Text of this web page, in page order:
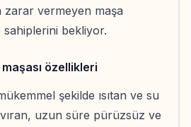
zarar vermeyen maşa
sahiplerini bekliyor.
özellikleri
şekilde ısıtan ve su
uzun süre pürüzsüz ve